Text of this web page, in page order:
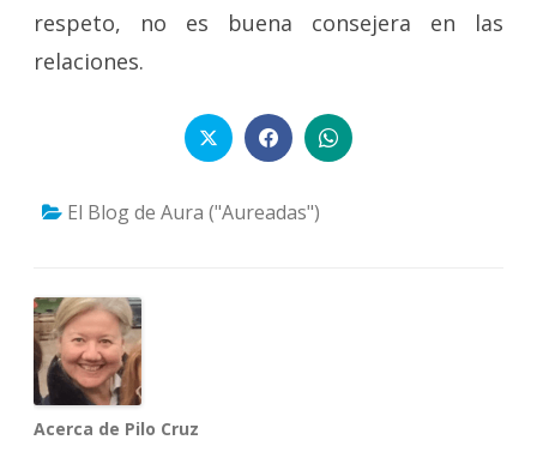
respeto, no es buena consejera en las
relaciones.
El Blog de Aura ("Aureadas")
Acerca de Pilo Cruz